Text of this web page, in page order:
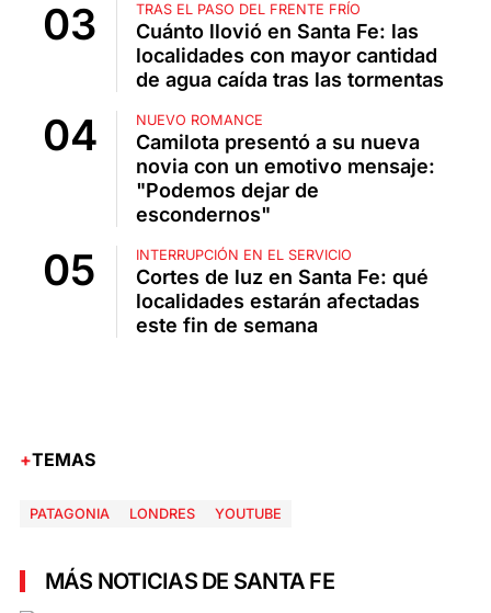
TRAS EL PASO DEL FRENTE FRÍO
Cuánto llovió en Santa Fe: las
localidades con mayor cantidad
de agua caída tras las tormentas
NUEVO ROMANCE
Camilota presentó a su nueva
novia con un emotivo mensaje:
"Podemos dejar de
escondernos"
INTERRUPCIÓN EN EL SERVICIO
Cortes de luz en Santa Fe: qué
localidades estarán afectadas
este fin de semana
TEMAS
PATAGONIA LONDRES YOUTUBE
MÁS NOTICIAS DE SANTA FE